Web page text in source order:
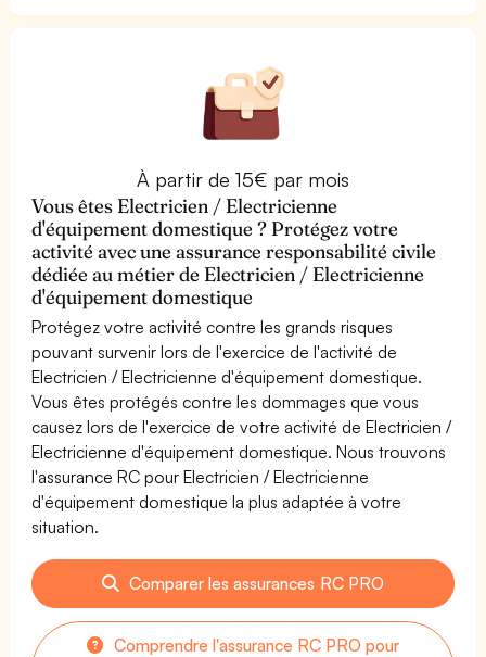
À partir de 15€ par mois
Vous êtes Electricien / Electricienne
d'équipement domestique ? Protégez votre
activité avec une assurance responsabilité civile
dédiée au métier de Electricien / Electricienne
d'équipement domestique
Protégez votre activité contre les grands risques
pouvant survenir lors de l'exercice de l'activité de
Electricien / Electricienne d'équipement domestique.
Vous êtes protégés contre les dommages que vous
causez lors de l'exercice de votre activité de Electricien /
Electricienne d'équipement domestique. Nous trouvons
l'assurance RC pour Electricien / Electricienne
d'équipement domestique la plus adaptée à votre
situation.
Comparer les assurances RC PRO
Comprendre l'assurance RC PRO pour